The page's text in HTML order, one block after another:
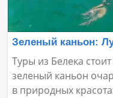
Зеленый каньон:
Туры из Белека
зеленый каньон
в природных